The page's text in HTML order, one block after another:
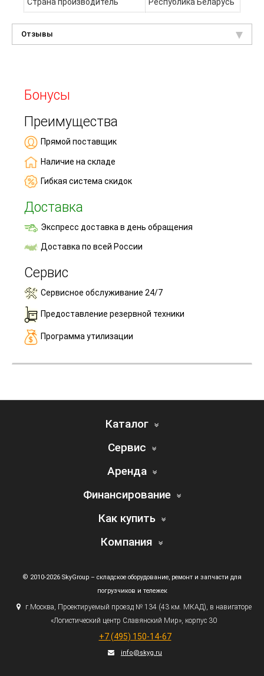
Отзывы
Бонусы
Преимущества
Прямой поставщик
Наличие на складе
Гибкая система скидок
Доставка
Экспресс доставка в день обращения
Доставка по всей России
Сервис
Сервисное обслуживание 24/7
Предоставление резервной техники
Программа утилизации
Каталог
Сервис
Аренда
Финансирование
Как купить
Компания
© 2010-2026 SkyGroup – складское оборудование, ремонт и запчасти для
погрузчиков и тележек
г. Москва, Проектируемый проезд № 134 (43км. МКАД), в навигаторе
«Логистический центр Славянский Мир», корпус 30
+7 (495) 150-14-67
info@skyg.ru